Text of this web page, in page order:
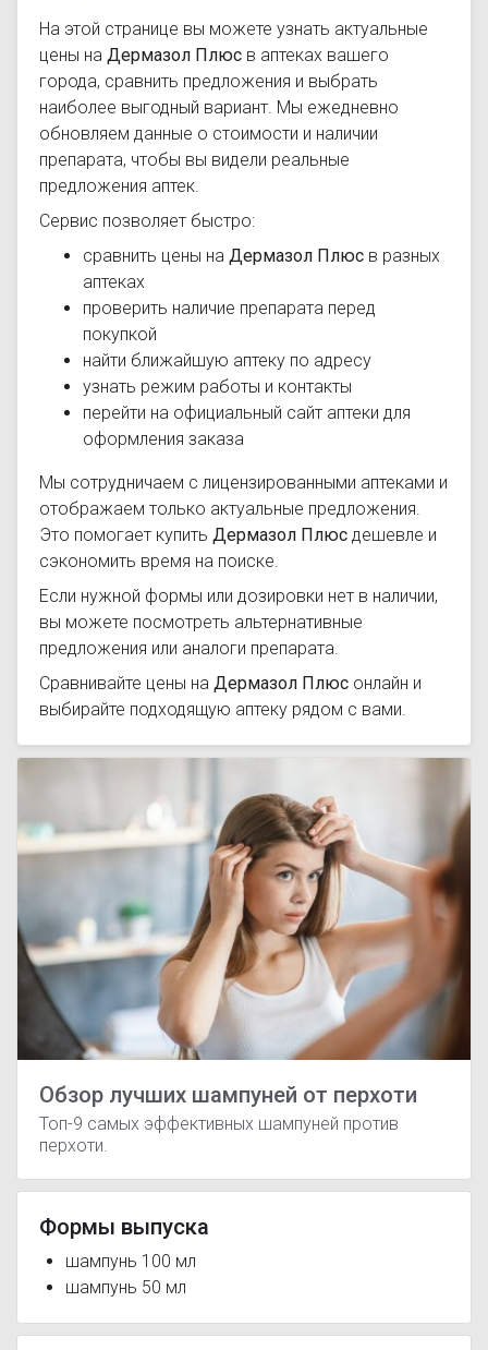
На этой странице вы можете узнать актуальные
цены на Дермазол Плюс в аптеках вашего
города, сравнить предложения и выбрать
наиболее выгодный вариант. Мы ежедневно
обновляем данные о стоимости и наличии
препарата, чтобы вы видели реальные
предложения аптек.
Сервис позволяет быстро:
сравнить цены на Дермазол Плюс в разных
аптеках
проверить наличие препарата перед
покупкой
найти ближайшую аптеку по адресу
узнать режим работы и контакты
перейти на официальный сайт аптеки для
оформления заказа
Мы сотрудничаем с лицензированными аптеками и
отображаем только актуальные предложения.
Это помогает купить Дермазол Плюс дешевле и
сэкономить время на поиске.
Если нужной формы или дозировки нет в наличии,
вы можете посмотреть альтернативные
предложения или аналоги препарата.
Сравнивайте цены на Дермазол Плюс онлайн и
выбирайте подходящую аптеку рядом с вами.
Обзор лучших шампуней от перхоти
Топ-9 самых эффективных шампуней против
перхоти.
Формы выпуска
шампунь 100 мл
шампунь 50 мл